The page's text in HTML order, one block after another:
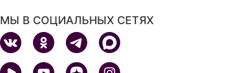
МЫ В СОЦИАЛЬНЫХ СЕТЯХ